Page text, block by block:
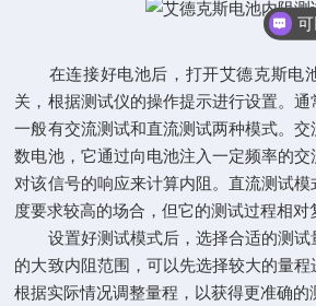
在连接好电池后，打开艾德克斯电
关，根据测试仪的操作提示进行设置。
一般有交流测试和直流测试两种模式。
数电池，它通过向电池注入一定频率的
对该信号的响应来计算内阻。直流测试
度要求较高的场合，但它的测试过程相对
设置好测试模式后，选择合适的测试
的大致内阻范围，可以先选择较大的量
根据实际情况调整量程，以获得更准确的